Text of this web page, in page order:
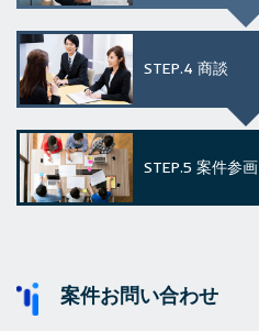
STEP.4 商談
STEP.5 案件参画
案件お問い合わせ